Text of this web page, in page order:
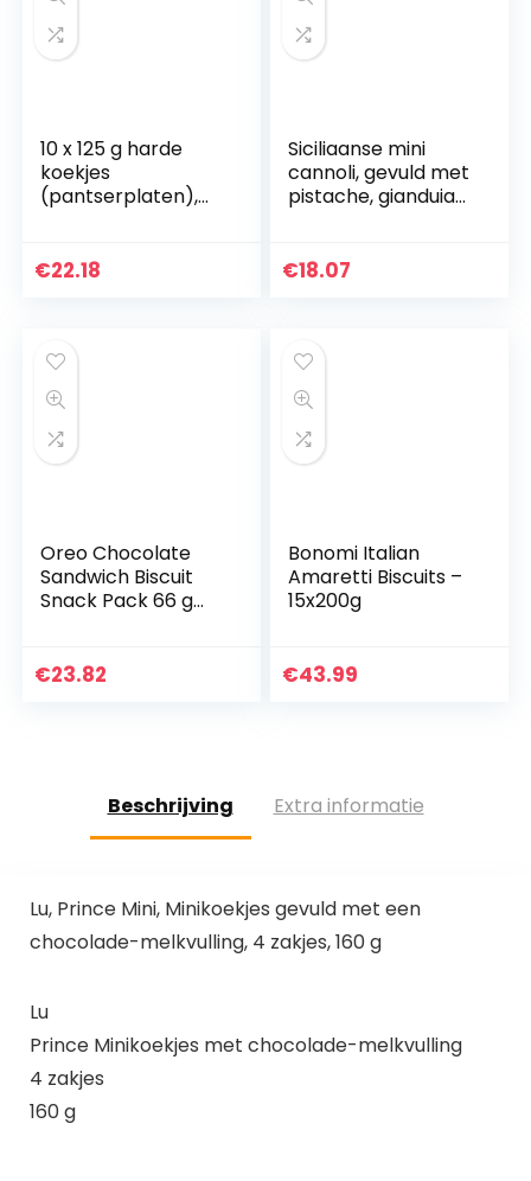
10 x 125 g harde
koekjes
(pantserplaten),
productie
€22.18
Siciliaanse mini
cannoli, gevuld met
pistache, gianduia
18 Mini Cannoli in
€18.07
Oreo Chocolate
Sandwich Biscuit
Snack Pack 66 g
€23.82
Bonomi Italian
Amaretti Biscuits –
15x200g
€43.99
Beschrijving Extra informatie
Lu, Prince Mini, Minikoekjes gevuld met een
chocolade-melkvulling, 4 zakjes, 160 g
Lu
Prince Minikoekjes met chocolade-melkvulling
4 zakjes
160 g